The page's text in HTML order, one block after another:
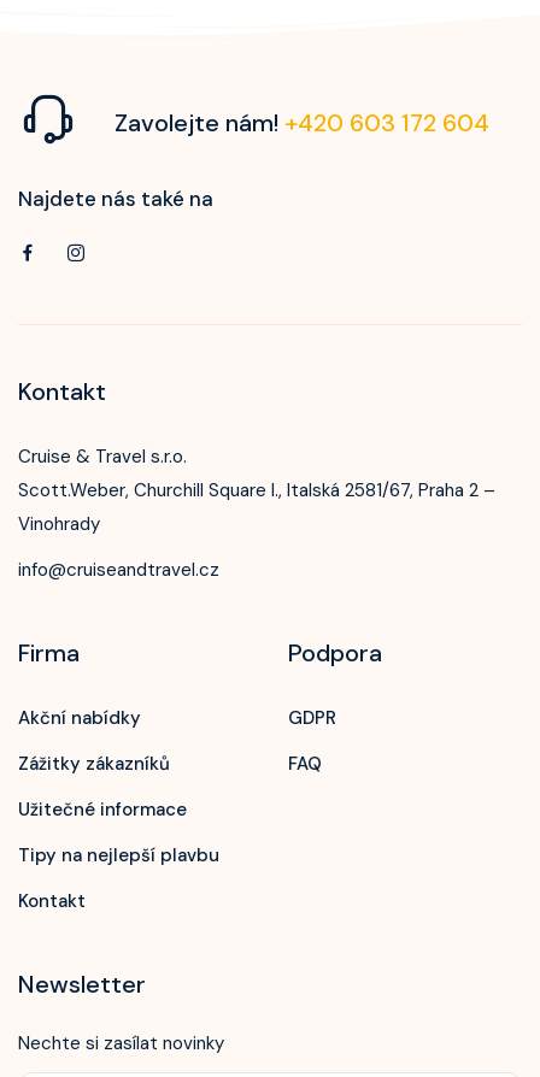
Zavolejte nám! +420 603 172 604
Najdete nás také na
Kontakt
Cruise & Travel s.r.o.
Scott.Weber, Churchill Square I., Italská 2581/67, Praha 2 –
Vinohrady
info@cruiseandtravel.cz
Firma
Akční nabídky
Zážitky zákazníků
Užitečné informace
Tipy na nejlepší plavbu
Kontakt
Podpora
GDPR
FAQ
Newsletter
Nechte si zasílat novinky